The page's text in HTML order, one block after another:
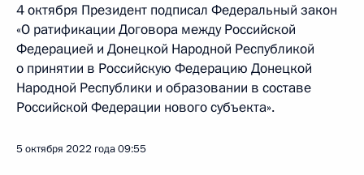
4 октября Президент подписал Федеральный закон
«О ратификации Договора между Российской
Федерацией и Донецкой Народной Республикой
о принятии в Российскую Федерацию Донецкой
Народной Республики и образовании в составе
Российской Федерации нового субъекта».
5 октября 2022 года09:55